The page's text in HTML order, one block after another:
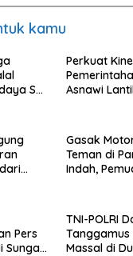
kamu
Sai
Perkuat
Asnawi
Gasak
Teman di
Indah,
Pers
Sungai
TNI-POLRI
Massal di